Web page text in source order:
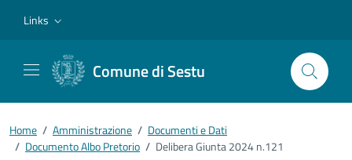
Links
Comune di Sestu
Home / Amministrazione / Documenti e Dati
/ Documento Albo Pretorio / Delibera Giunta 2024 n.121